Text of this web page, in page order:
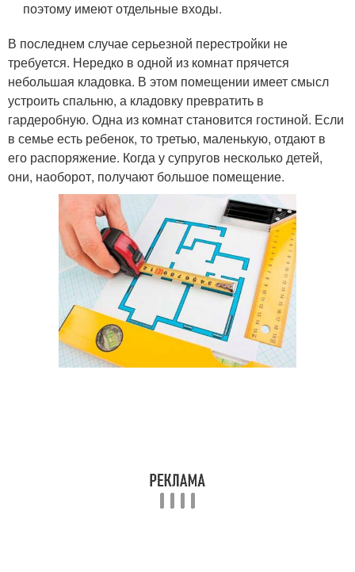
поэтому имеют отдельные входы.
В последнем случае серьезной перестройки не
требуется. Нередко в одной из комнат прячется
небольшая кладовка. В этом помещении имеет смысл
устроить спальню, а кладовку превратить в
гардеробную. Одна из комнат становится гостиной. Если
в семье есть ребенок, то третью, маленькую, отдают в
его распоряжение. Когда у супругов несколько детей,
они, наоборот, получают большое помещение.